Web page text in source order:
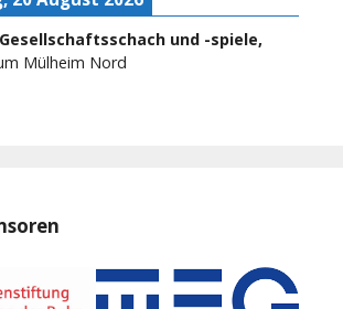
Gesellschaftsschach und -spiele,
Mülheim Nord